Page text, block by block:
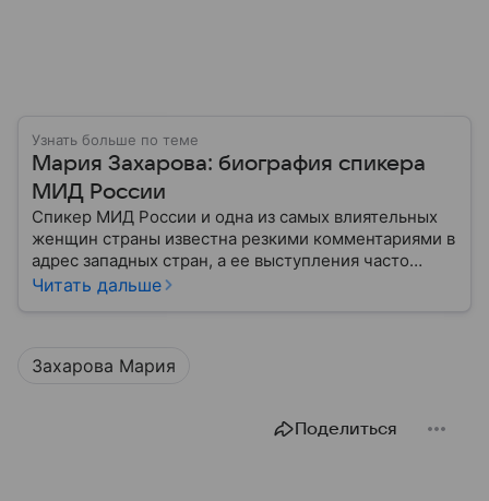
Узнать больше по теме
Мария Захарова: биография спикера
МИД России
Спикер МИД России и одна из самых влиятельных
женщин страны известна резкими комментариями в
адрес западных стран, а ее выступления часто
оказываются в центре внимания СМИ. Собрали
Читать дальше
Захарова Мария
Поделиться